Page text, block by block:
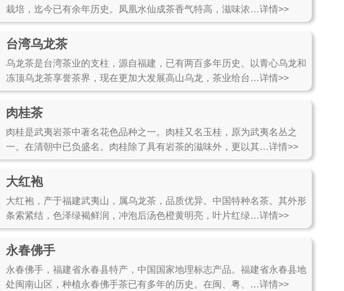
栽培，迄今已有余年历史。凤凰水仙成茶香气特高，滋味浓…详情>>
台湾乌龙茶
乌龙茶是台湾茶业的支柱，源自福建，已有两百多年历史。以青心乌龙和
冻顶乌龙茶享誉茶界，现在更加大发展高山乌龙，茶业给台…详情>>
肉桂茶
肉桂是武夷岩茶中著名花色品种之一。肉桂又名玉桂，原为武夷名丛之
一。在清朝中已负盛名。肉桂除了具有岩茶的滋味外，更以其…详情>>
大红袍
大红袍，产于福建武夷山，属乌龙茶，品质优异。中国特种名茶。其外形
条索紧结，色泽绿褐鲜润，冲泡后汤色橙黄明亮，叶片红绿…详情>>
永春佛手
永春佛手，福建省永春县特产，中国国家地理标志产品。福建省永春县地
处闽南山区，种植永春佛手茶已有多年的历史。在闽、粤、…详情>>